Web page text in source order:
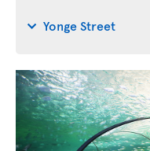
Yonge Street